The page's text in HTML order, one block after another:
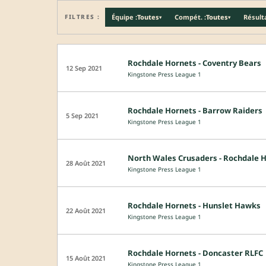
FILTRES : Équipe :Toutes▾ Compét. :Toutes▾
12 Sep 2021 Rochdale Hornets - Coventry Bears
Kingstone Press League 1
5 Sep 2021 Rochdale Hornets - Barrow Raiders
Kingstone Press League 1
28 Août 2021 North Wales Crusaders - Rochdale
Kingstone Press League 1
22 Août 2021 Rochdale Hornets - Hunslet Hawks
Kingstone Press League 1
15 Août 2021 Rochdale Hornets - Doncaster RLFC
Kingstone Press League 1